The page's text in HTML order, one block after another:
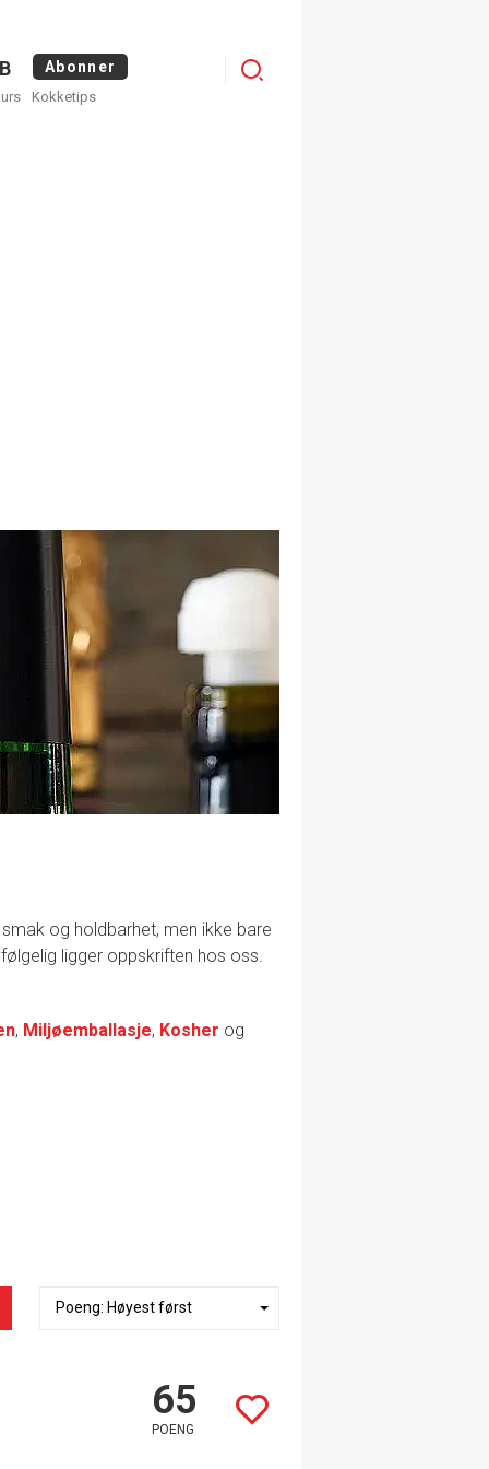
Abonner
Kokketips
Logg
og holdbarhet, men ikke bare
ligger oppskriften hos oss.
, Miljøemballasje, Kosher og
65
POENG